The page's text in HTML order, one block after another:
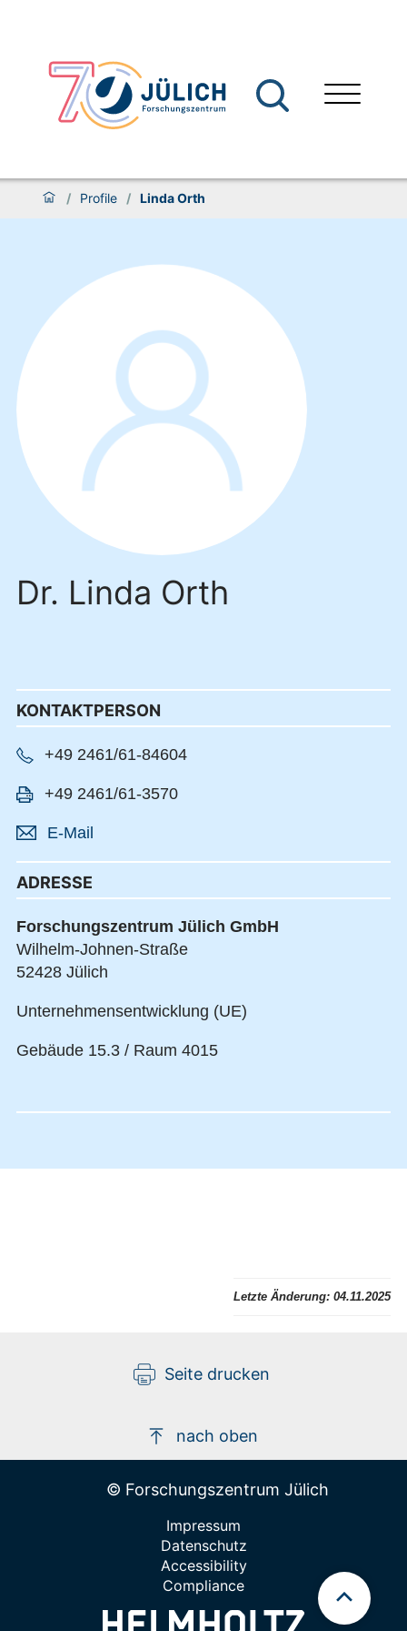
/ Profile / Linda Orth
Dr. Linda Orth
KONTAKTPERSON
+49 2461/61-84604
+49 2461/61-3570
E-Mail
ADRESSE
Forschungszentrum Jülich GmbH
Wilhelm-Johnen-Straße
52428 Jülich
Unternehmensentwicklung (UE)
Gebäude 15.3 / Raum 4015
Letzte Änderung: 04.11.2025
Seite drucken
nach oben
© Forschungszentrum Jülich
Impressum
Datenschutz
Accessibility
Compliance